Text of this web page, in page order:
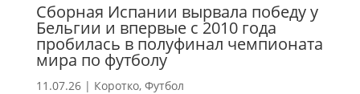
Сборная Испании вырвала победу у
Бельгии и впервые с 2010 года
пробилась в полуфинал чемпионата
мира по футболу
11.07.26| Коротко, Футбол